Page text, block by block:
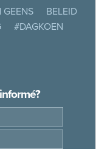
GEENS
BELEID
#DAGKOEN